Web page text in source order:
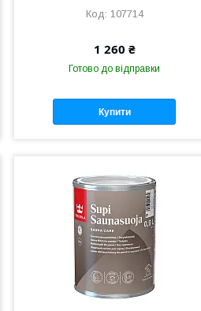
107714
1 260 ₴
Готово до відправки
Купити